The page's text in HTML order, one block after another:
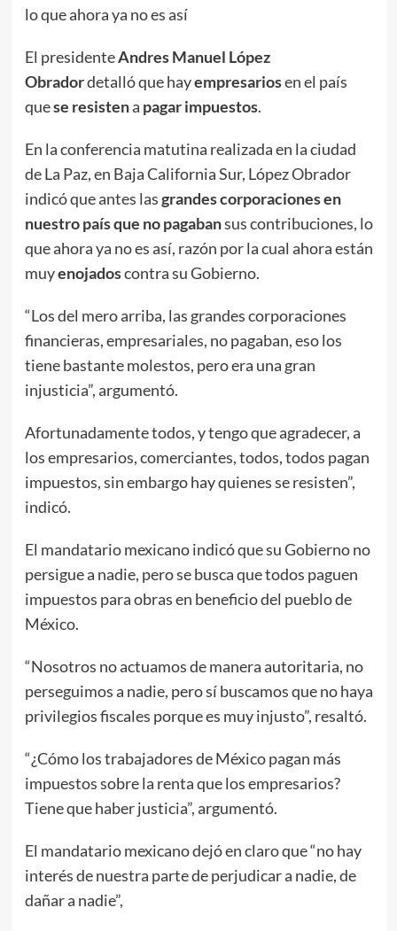
lo que ahora ya no es así
El presidenteAndres Manuel López
Obradordetalló que hayempresariosen el país
quese resistena pagar impuestos.
En la conferencia matutina realizada en la ciudad
de La Paz, en Baja California Sur, López Obrador
indicó que antes lasgrandes corporaciones en
nuestro país que no pagabansus contribuciones, lo
que ahora ya no es así, razón por la cual ahora están
muyenojadoscontra su Gobierno.
“Los del mero arriba, las grandes corporaciones
financieras, empresariales, no pagaban, eso los
tiene bastante molestos, pero era una gran
injusticia”, argumentó.
Afortunadamente todos, y tengo que agradecer, a
los empresarios, comerciantes, todos, todos pagan
impuestos, sin embargo hay quienes se resisten”,
indicó.
El mandatario mexicano indicó que su Gobierno no
persigue a nadie, pero se busca que todos paguen
impuestos para obras en beneficio del pueblo de
México.
“Nosotros no actuamos de manera autoritaria, no
perseguimos a nadie, pero sí buscamos que no haya
privilegios fiscales porque es muy injusto”, resaltó.
“¿Cómo los trabajadores de México pagan más
impuestos sobre la renta que los empresarios?
Tiene que haber justicia”, argumentó.
El mandatario mexicano dejó en claro que “no hay
interés de nuestra parte de perjudicar a nadie, de
dañar a nadie”,